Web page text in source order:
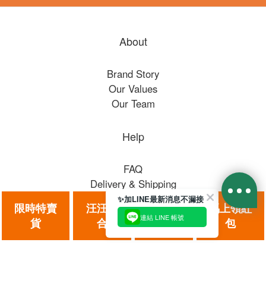
限時特賣​
貨
汪汪組
合
貓貓組
合
馬上領紅
包​
About
Brand Story
Our Values
Our Team
Help
FAQ
Delivery & Shipping
Payment
Return Policy
Terms & Conditions
✨加LINE最新消息不漏接
連結 LINE 帳號